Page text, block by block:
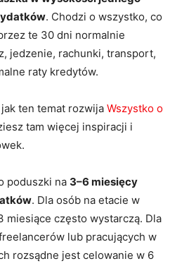
. Chodzi o wszystko, co
te 30 dni normalnie
jedzenie, rachunki, transport,
raty kredytów.
ten temat rozwija Wszystko o
tam więcej inspiracji i
poduszki na 3–6 miesięcy
. Dla osób na etacie w
miesiące często wystarczą. Dla
lub pracujących w
rozsądne jest celowanie w 6